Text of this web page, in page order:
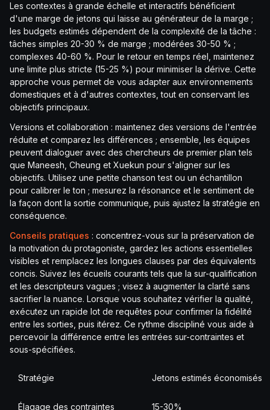
Les contextes à grande échelle et interactifs bénéficient
d'une marge de jetons qui laisse au générateur de la marge ;
les budgets estimés dépendent de la complexité de la tâche :
tâches simples 20-30 % de marge ; modérées 30-50 % ;
complexes 40-60 %. Pour le retour en temps réel, maintenez
une limite plus stricte (15-25 %) pour minimiser la dérive. Cette
approche vous permet de vous adapter aux environnements
domestiques et à d'autres contextes, tout en conservant les
objectifs principaux.
Versions et collaboration : maintenez des versions de l'entrée
réduite et comparez les différences ; ensemble, les équipes
peuvent dialoguer avec des chercheurs de premier plan tels
que Maneesh, Cheung et Xuekun pour s'aligner sur les
objectifs. Utilisez une petite chanson test ou un échantillon
pour calibrer le ton ; mesurez la résonance et le sentiment de
la façon dont la sortie communique, puis ajustez la stratégie en
conséquence.
Conseils pratiques : concentrez-vous sur la préservation de
la motivation du protagoniste, gardez les actions essentielles
visibles et remplacez les longues clauses par des équivalents
concis. Suivez les écueils courants tels que la sur-qualification
et les descripteurs vagues ; visez à augmenter la clarté sans
sacrifier la nuance. Lorsque vous souhaitez vérifier la qualité,
exécutez un rapide lot de requêtes pour confirmer la fidélité
entre les sorties, puis itérez. Ce rythme discipliné vous aide à
percevoir la différence entre les entrées sur-contraintes et
sous-spécifiées.
Stratégie Jetons estimés économisés
Élagage des contraintes 15-30%